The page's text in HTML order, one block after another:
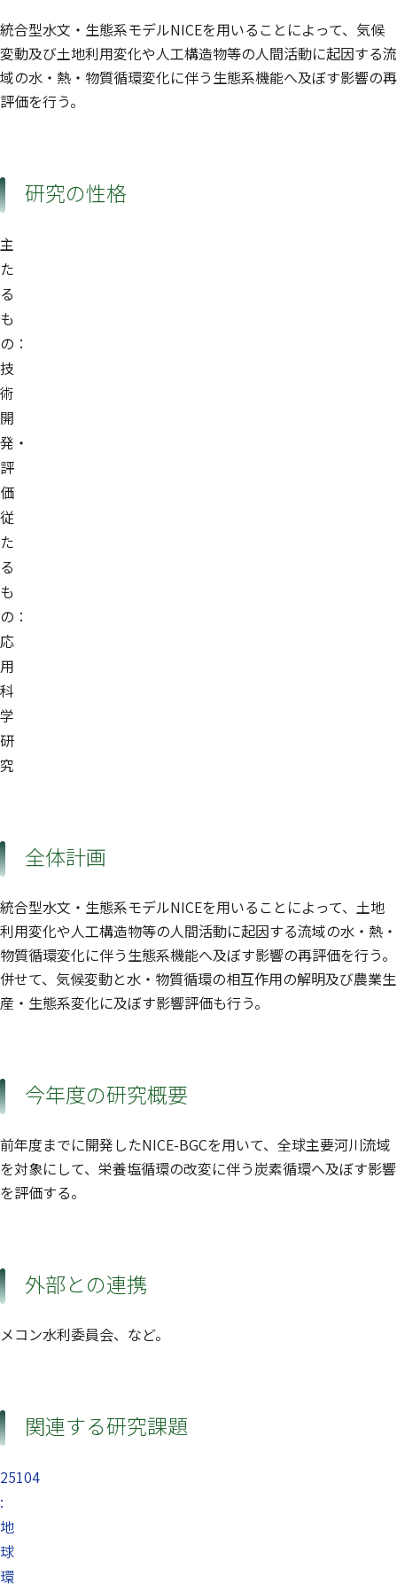
統合型水文・生態系モデルNICEを用いることによって、気候
変動及び土地利用変化や人工構造物等の人間活動に起因する流
域の水・熱・物質循環変化に伴う生態系機能へ及ぼす影響の再
評価を行う。
研究の性格
主
た
る
も
の：
技
術
開
発・
評
価
従
た
る
も
の：
応
用
科
学
研
究
全体計画
統合型水文・生態系モデルNICEを用いることによって、土地
利用変化や人工構造物等の人間活動に起因する流域の水・熱・
物質循環変化に伴う生態系機能へ及ぼす影響の再評価を行う。
併せて、気候変動と水・物質循環の相互作用の解明及び農業生
産・生態系変化に及ぼす影響評価も行う。
今年度の研究概要
前年度までに開発したNICE-BGCを用いて、全球主要河川流域
を対象にして、栄養塩循環の改変に伴う炭素循環へ及ぼす影響
を評価する。
外部との連携
メコン水利委員会、など。
関連する研究課題
25104
:
地
球
環